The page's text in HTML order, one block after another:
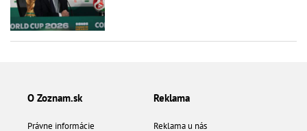
O Zoznam.sk
Právne informácie
Reklama
Reklama u nás